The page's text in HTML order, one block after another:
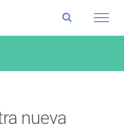
nueva